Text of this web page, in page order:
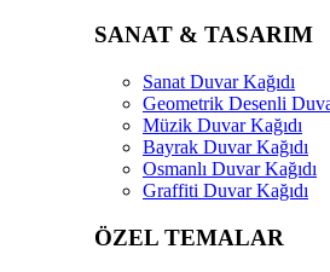
SANAT & TASARIM
Sanat Duvar Kağıdı
Geometrik Desenli
Müzik Duvar Kağıdı
Bayrak Duvar Kağıdı
Osmanlı Duvar Kağıdı
Graffiti Duvar Kağıdı
ÖZEL TEMALAR